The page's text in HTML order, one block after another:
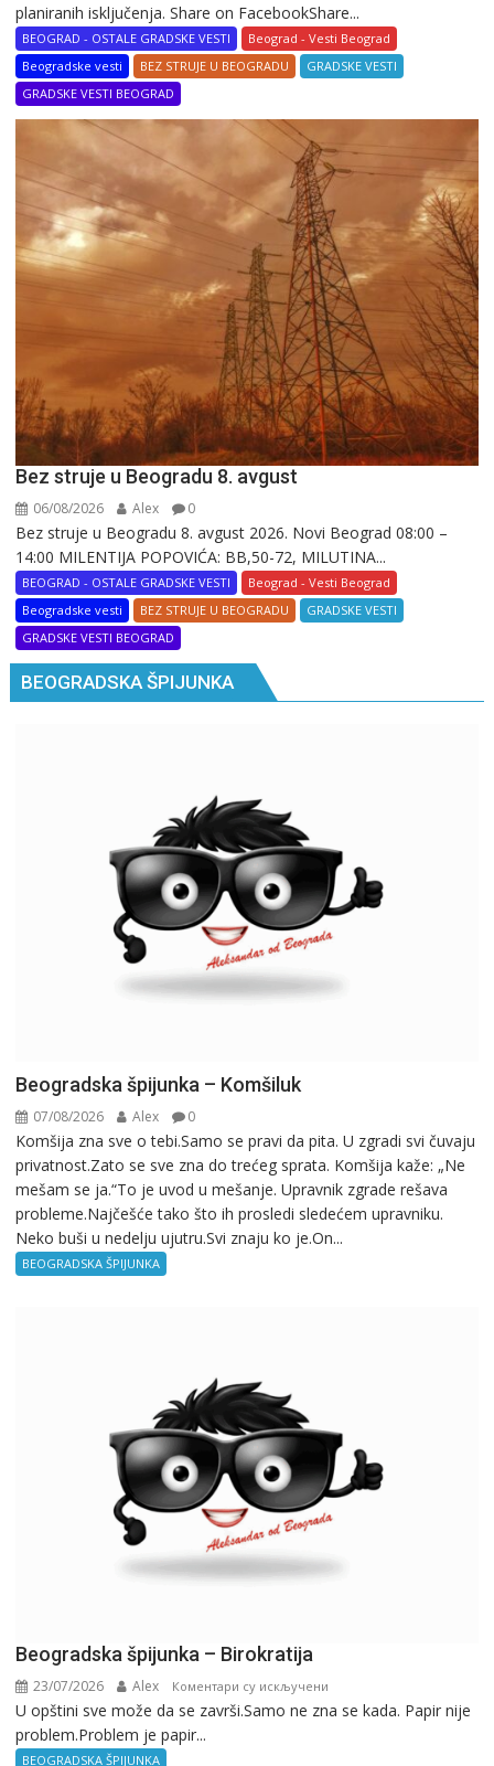
planiranih isključenja. Share on FacebookShare...
BEOGRAD - OSTALE GRADSKE VESTI
Beograd - Vesti Beograd
Beogradske vesti
BEZ STRUJE U BEOGRADU
GRADSKE VESTI
GRADSKE VESTI BEOGRAD
Bez struje u Beogradu 8. avgust
06/08/2026 Alex 0
Bez struje u Beogradu 8. avgust 2026. Novi Beograd 08:00 –
14:00 MILENTIJA POPOVIĆA: BB,50-72, MILUTINA...
BEOGRAD - OSTALE GRADSKE VESTI
Beograd - Vesti Beograd
Beogradske vesti
BEZ STRUJE U BEOGRADU
GRADSKE VESTI
GRADSKE VESTI BEOGRAD
BEOGRADSKA ŠPIJUNKA
Beogradska špijunka – Komšiluk
07/08/2026 Alex 0
Komšija zna sve o tebi.Samo se pravi da pita. U zgradi svi čuvaju
privatnost.Zato se sve zna do trećeg sprata. Komšija kaže: „Ne
mešam se ja.“To je uvod u mešanje. Upravnik zgrade rešava
probleme.Najčešće tako što ih prosledi sledećem upravniku.
Neko buši u nedelju ujutru.Svi znaju ko je.On...
BEOGRADSKA ŠPIJUNKA
Beogradska špijunka – Birokratija
23/07/2026 Alex Коментари су искључени
Beogradska
U opštini sve može da se završi.Samo ne zna se kada. Papir nije
problem.Problem je papir...
BEOGRADSKA ŠPIJUNKA